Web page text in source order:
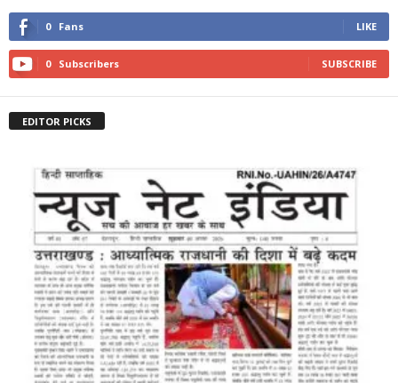
0 Fans LIKE
0 Subscribers SUBSCRIBE
EDITOR PICKS